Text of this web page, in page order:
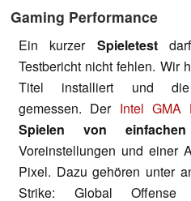
Gaming Performance
Ein kurzer Spieletestdarf
Testbericht nicht fehlen. Wir
Titel installiert und die
gemessen. Der Intel GMA
Spielen von
Voreinstellungen und einer
Pixel. Dazu gehören unter
Strike: Global